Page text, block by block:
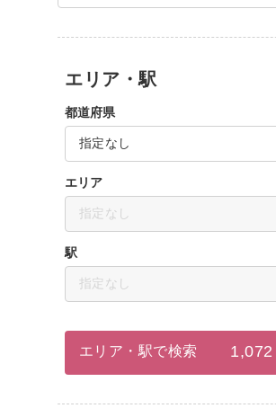
エリア・駅
都道府県
指定なし
エリア
指定なし
駅
指定なし
エリア・駅で検索 1,072